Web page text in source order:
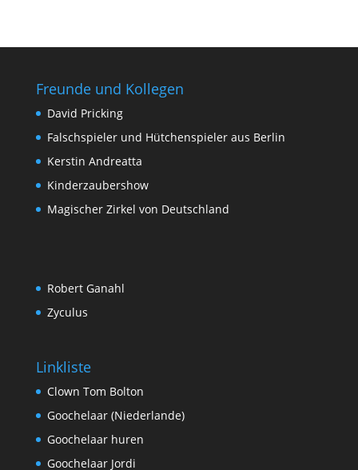
Freunde und Kollegen
David Pricking
Falschspieler und Hütchenspieler aus Berlin
Kerstin Andreatta
Kinderzaubershow
Magischer Zirkel von Deutschland
Robert Ganahl
Zyculus
Linkliste
Clown Tom Bolton
Goochelaar (Niederlande)
Goochelaar huren
Goochelaar Jordi